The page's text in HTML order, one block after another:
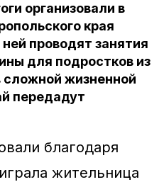
организовали в
края
проводят занятия
для подростков из
сложной жизненной
передадут
благодаря
жительница